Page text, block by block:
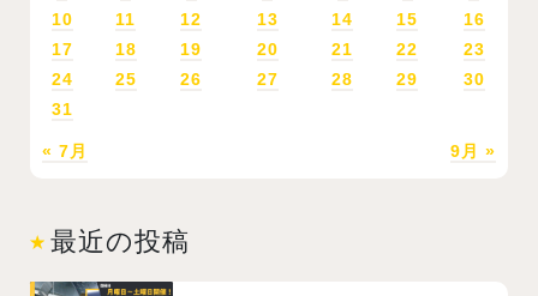
« 7月 9月 »
10
11 12 13 14 15
16
17
18 19 20 21 22
23
24
25 26 27 28 29
30
31
最近の投稿